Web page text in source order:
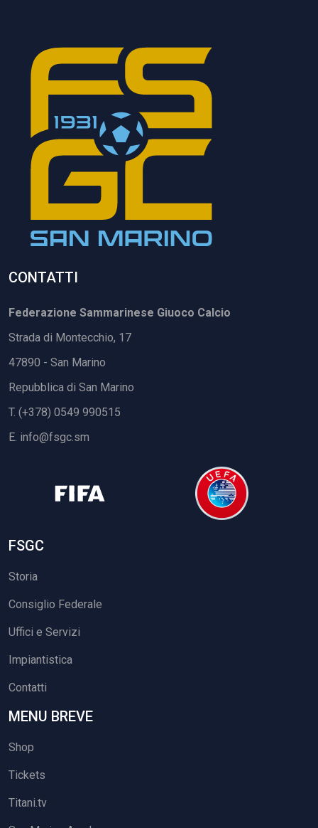
CONTATTI
Federazione Sammarinese Giuoco Calcio
Strada di Montecchio, 17
47890 - San Marino
Repubblica di San Marino
T. (+378) 0549 990515
E. info@fsgc.sm
FSGC
Storia
Consiglio Federale
Uffici e Servizi
Impiantistica
Contatti
MENU BREVE
Shop
Tickets
Titani.tv